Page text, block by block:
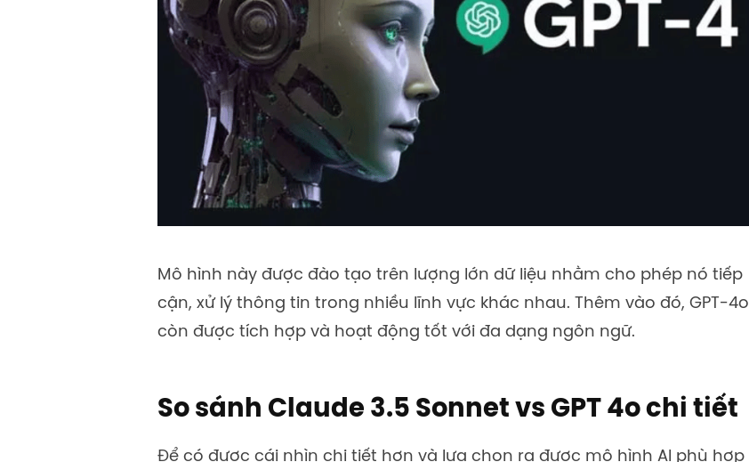
Mô hình này được đào tạo trên lượng lớn dữ liệu nhằm cho phép nó tiếp
cận, xử lý thông tin trong nhiều lĩnh vực khác nhau. Thêm vào đó, GPT-4o
còn được tích hợp và hoạt động tốt với đa dạng ngôn ngữ.
So sánh Claude 3.5 Sonnet vs GPT 4o chi tiết
Để có được cái nhìn chi tiết hơn và lựa chọn ra được mô hình AI phù hợp